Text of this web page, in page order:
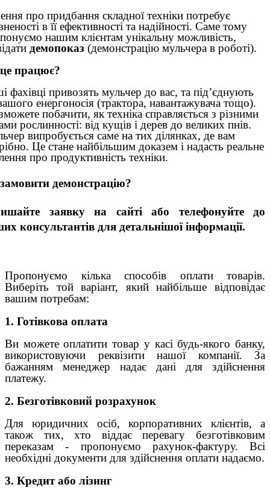
про придбання складної техніки потребує
в її ефективності та надійності. Саме тому
нашим клієнтам унікальну можливість,
демопоказ (демонстрацію мульчера в роботі).
працює?
фахівці привозять мульчер до вас, та під’єднують
енергоносія (трактора, навантажувача тощо).
побачити, як техніка справляється з різними
рослинності: від кущів і дерев до великих пнів.
випробується саме на тих ділянках, де вам
Це стане найбільшим доказем і надасть реальне
про продуктивність техніки.
демонстрацію?
заявку на сайті або телефонуйте до
консультантів для детальнішої інформації.
Пропонуємо кілька способів оплати товарів.
Виберіть той варіант, який найбільше відповідає
вашим потребам:
1. Готівкова оплата
Ви можете оплатити товар у касі будь-якого банку,
використовуючи реквізити нашої компанії. За
бажанням менеджер надає дані для здійснення
платежу.
2. Безготівковий розрахунок
Для юридичних осіб, корпоративних клієнтів, а
також тих, хто віддає перевагу безготівковим
переказам - пропонуємо рахунок-фактуру. Всі
необхідні документи для здійснення оплати надаємо.
3. Кредит або лізинг